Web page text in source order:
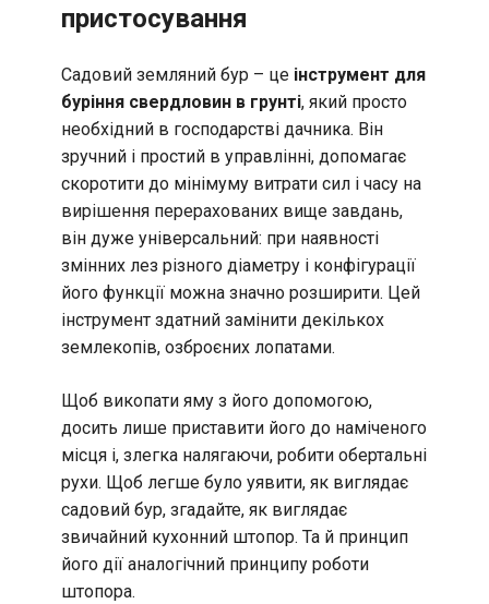
пристосування
Садовий земляний бур – це інструмент для
буріння свердловин в грунті, який просто
необхідний в господарстві дачника. Він
зручний і простий в управлінні, допомагає
скоротити до мінімуму витрати сил і часу на
вирішення перерахованих вище завдань,
він дуже універсальний: при наявності
змінних лез різного діаметру і конфігурації
його функції можна значно розширити. Цей
інструмент здатний замінити декількох
землекопів, озброєних лопатами.
Щоб викопати яму з його допомогою,
досить лише приставити його до наміченого
місця і, злегка налягаючи, робити обертальні
рухи. Щоб легше було уявити, як виглядає
садовий бур, згадайте, як виглядає
звичайний кухонний штопор. Та й принцип
його дії аналогічний принципу роботи
штопора.